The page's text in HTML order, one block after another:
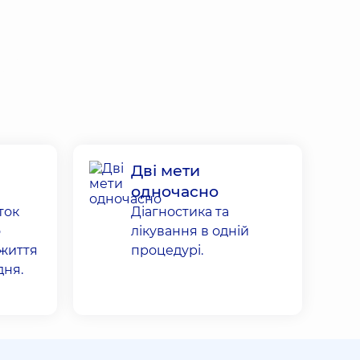
Дві мети
одночасно
Діагностика та
лікування в одній
процедурі.